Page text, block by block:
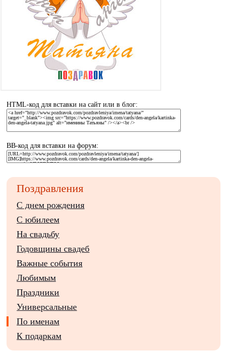
HTML-код для вставки на сайт или в блог:
BB-код для вставки на форум:
Поздравления
С днем рождения
С юбилеем
На свадьбу
Годовщины свадеб
Важные события
Любимым
Праздники
Универсальные
По именам
К подаркам